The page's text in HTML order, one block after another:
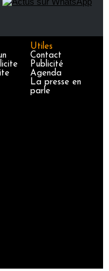
Utiles
Contact
Publicité
Agenda
La presse en
parle